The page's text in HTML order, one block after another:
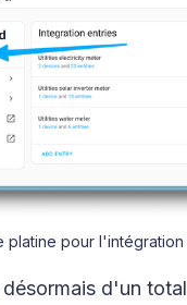
platine pour l'intégration
d'un